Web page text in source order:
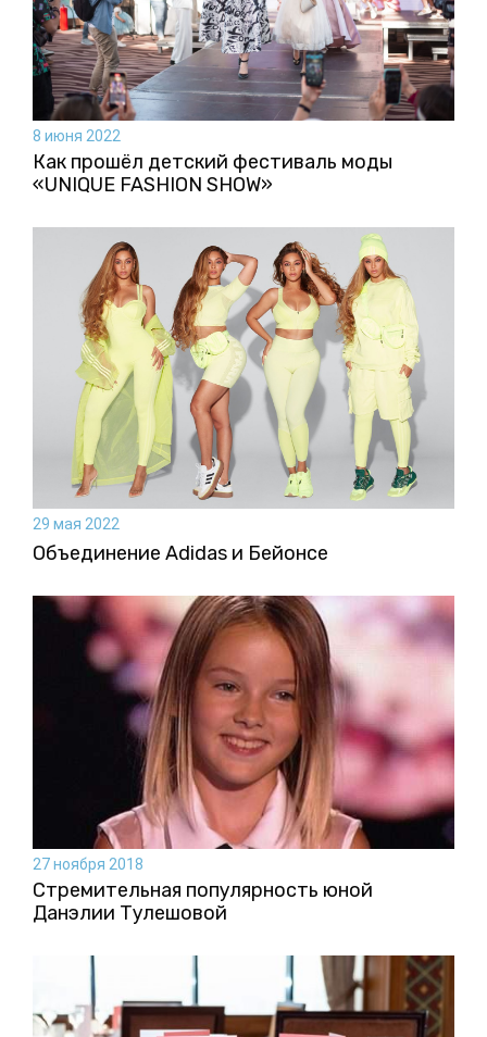
8 июня 2022
Как прошёл детский фестиваль моды
«UNIQUE FASHION SHOW»
29 мая 2022
Объединение Adidas и Бейонсе
27 ноября 2018
Стремительная популярность юной
Данэлии Тулешовой